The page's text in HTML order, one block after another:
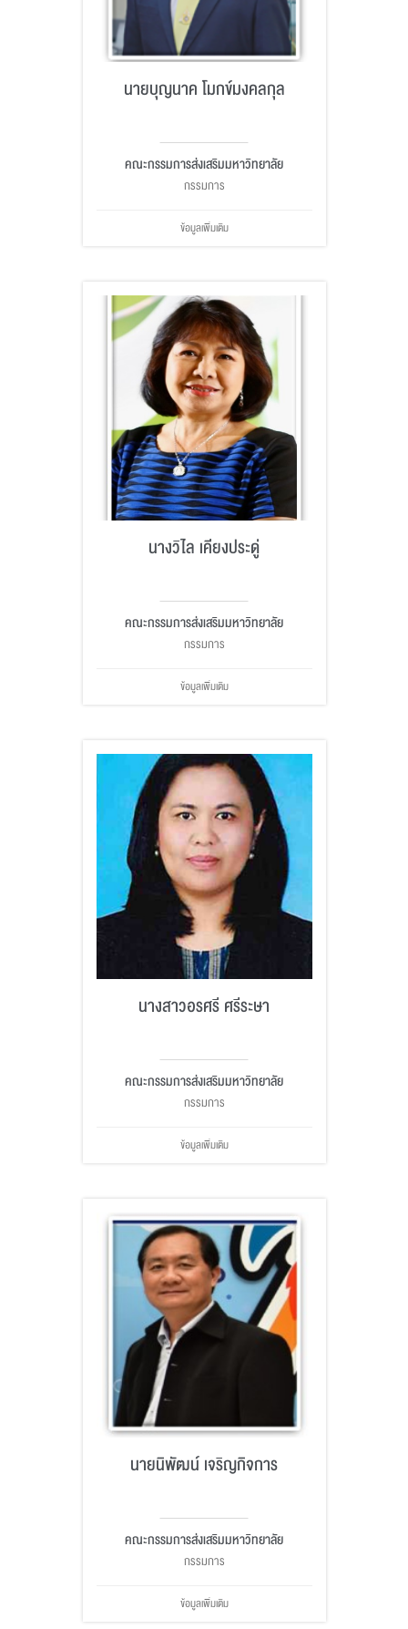
นายบุญนาค โมกข์มงคลกุล
คณะกรรมการส่งเสริมมหาวิทยาลัย
กรรมการ
ข้อมูลเพิ่มเติม
นางวิไล เคียงประดู่
คณะกรรมการส่งเสริมมหาวิทยาลัย
กรรมการ
ข้อมูลเพิ่มเติม
นางสาวอรศรี ศรีระษา
คณะกรรมการส่งเสริมมหาวิทยาลัย
กรรมการ
ข้อมูลเพิ่มเติม
นายนิพัฒน์ เจริญกิจการ
คณะกรรมการส่งเสริมมหาวิทยาลัย
กรรมการ
ข้อมูลเพิ่มเติม